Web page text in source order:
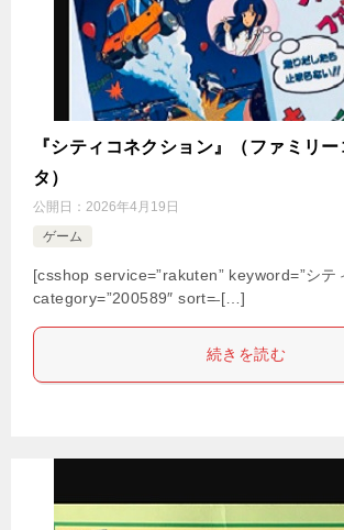
『シティコネクション』（ファミリ
タ）
公開日： 2026年4月19日
ゲーム
[csshop service=”rakuten” keyword=”シテ
category=”200589″ sort=̶ […]
続きを読む